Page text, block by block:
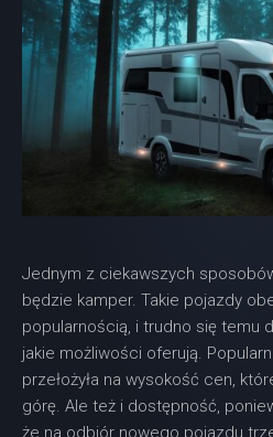
Jednym z ciekawszych
będzie kamper. Takie pojazdy
popularnością, i trudno się temu
jakie możliwości oferują.
przełożyła na wysokość cen,
górę. Ale też i dostępność,
że na odbiór nowego pojazdu